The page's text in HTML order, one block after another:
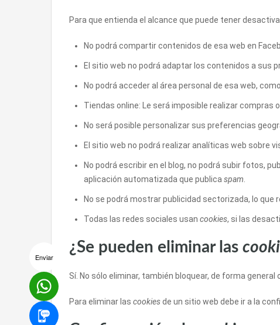
Para que entienda el alcance que puede tener
No podrá compartir contenidos de esa web en
El sitio web no podrá adaptar los contenidos a sus
No podrá acceder al área personal de esa web,
Tiendas online: Le será imposible realizar compras
No será posible personalizar sus preferencias
El sitio web no podrá realizar analíticas web sobre
No podrá escribir en el blog, no podrá subir fotos,
aplicación automatizada que publica spam
No se podrá mostrar publicidad sectorizada, lo que
Todas las redes sociales usan cookies, si las
¿Se pueden eliminar las
Sí. No sólo eliminar, también bloquear, de forma
Para eliminar las cookiesde un sitio web debe ir a la
Enviar